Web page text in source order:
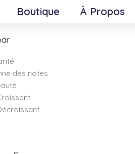
Boutique À Propos
Produits identifiés “plaisir des sens”
des notes